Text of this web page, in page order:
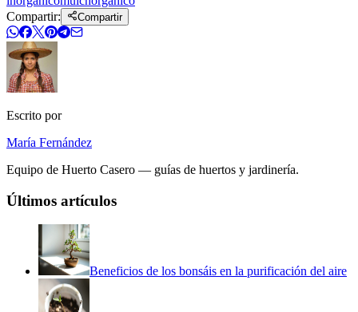
Compartir:
Compartir
Escrito por
María Fernández
Equipo de Huerto Casero — guías de huertos y jardinería.
Últimos artículos
Beneficios de los bonsáis en la purificación del aire